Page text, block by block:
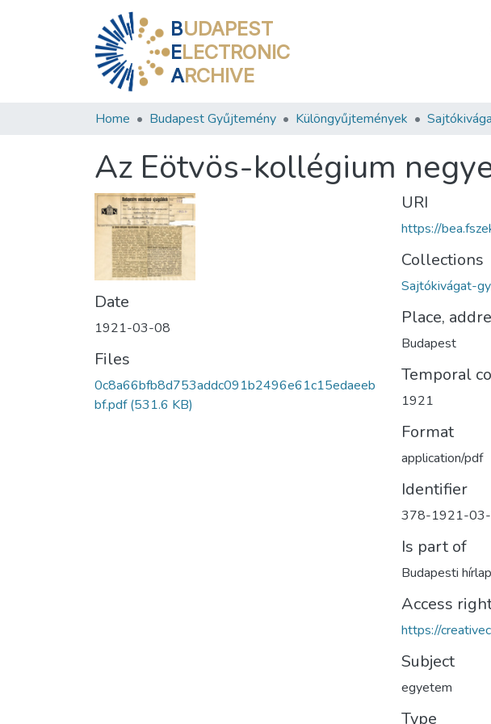
BUDAPEST
ELECTRONIC
ARCHIVE
Home Budapest Gyűjtemény Különgyűjtemények
Az Eötvös-kollégium
Date
1921-03-08
Files
0c8a66bfb8d753addc091b2496e61c15edaeeb
bf.pdf(531.6 KB)
URI
https://
Collections
Sajtókivágat-
Place,
Budapest
Temporal
1921
Format
application/pdf
Identifier
378-1921-03-
Is part of
Budapesti hírlap
Access
https://
Subject
egyetem
Type